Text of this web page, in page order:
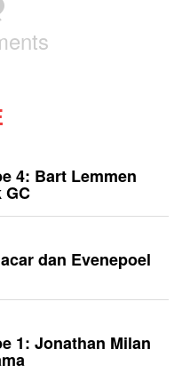
4: Bart Lemmen
GC
dan Evenepoel
1: Jonathan Milan